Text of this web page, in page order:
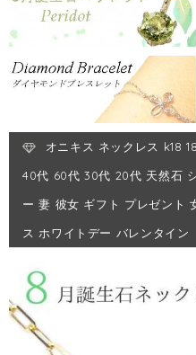
オニキス ネックレス k18
40代 60代 30代 20代 天然石
ー 妻 彼女 ギフト プレゼント
ス ホワイトデー バレンタイン